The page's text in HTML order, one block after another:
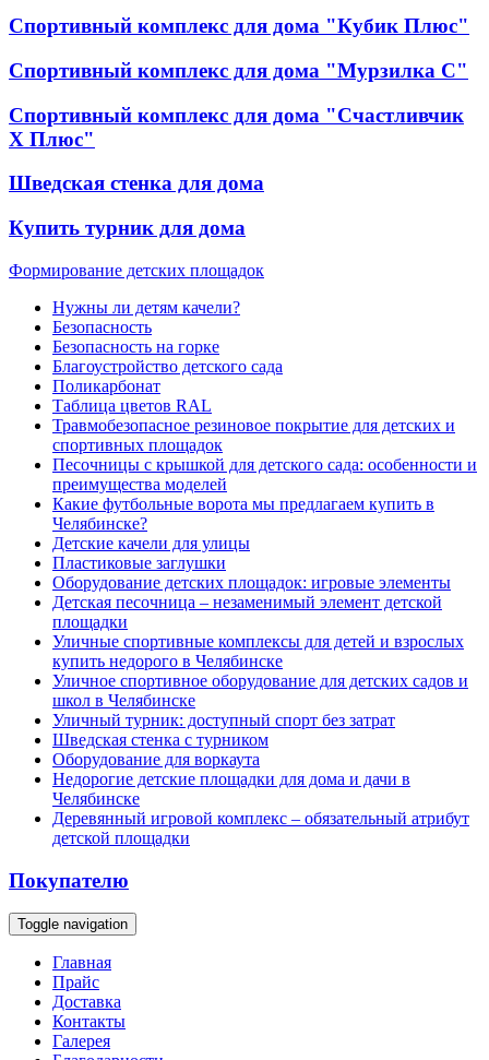
Спортивный комплекс для дома "Кубик Плюс"
Спортивный комплекс для дома "Мурзилка С"
Спортивный комплекс для дома "Счастливчик
Х Плюс"
Шведская стенка для дома
Купить турник для дома
Формирование детских площадок
Нужны ли детям качели?
Безопасность
Безопасность на горке
Благоустройство детского сада
Поликарбонат
Таблица цветов RAL
Травмобезопасное резиновое покрытие для детских и
спортивных площадок
Песочницы с крышкой для детского сада: особенности и
преимущества моделей
Какие футбольные ворота мы предлагаем купить в
Челябинске?
Детские качели для улицы
Пластиковые заглушки
Оборудование детских площадок: игровые элементы
Детская песочница – незаменимый элемент детской
площадки
Уличные спортивные комплексы для детей и взрослых
купить недорого в Челябинске
Уличное спортивное оборудование для детских садов и
школ в Челябинске
Уличный турник: доступный спорт без затрат
Шведская стенка с турником
Оборудование для воркаута
Недорогие детские площадки для дома и дачи в
Челябинске
Деревянный игровой комплекс – обязательный атрибут
детской площадки
Покупателю
Toggle navigation
Главная
Прайс
Доставка
Контакты
Галерея